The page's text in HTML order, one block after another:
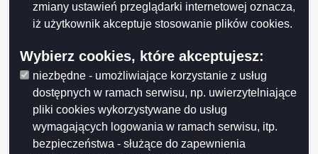
zmiany ustawień przeglądarki internetowej oznacza,
iż użytkownik akceptuje stosowanie plików cookies.
Wybierz cookies, które akceptujesz:
niezbędne - umożliwiające korzystanie z usług
dostępnych w ramach serwisu, np. uwierzytelniające
pliki cookies wykorzystywane do usług
wymagających logowania w ramach serwisu, itp.
bezpieczeństwa - służące do zapewnienia
Drukuj do PDF
Drukuj